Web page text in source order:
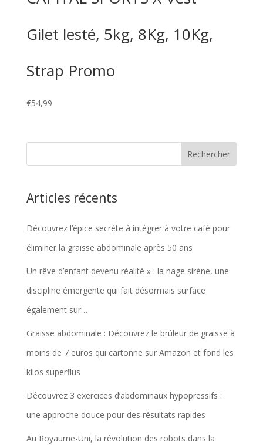
Gilet lesté, 5kg, 8Kg, 10Kg,
Strap Promo
€54,99
Articles récents
Découvrez l’épice secrète à intégrer à votre café pour
éliminer la graisse abdominale après 50 ans
Un rêve d’enfant devenu réalité » : la nage sirène, une
discipline émergente qui fait désormais surface
également sur…
Graisse abdominale : Découvrez le brûleur de graisse à
moins de 7 euros qui cartonne sur Amazon et fond les
kilos superflus
Découvrez 3 exercices d’abdominaux hypopressifs :
une approche douce pour des résultats rapides
Au Royaume-Uni, la révolution des robots dans la